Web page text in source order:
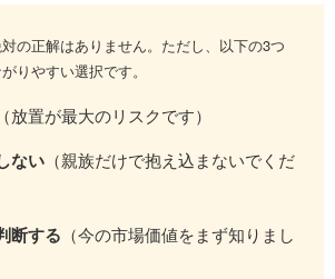
の正解はありません。ただし、以下の3つ
りやすい選択です。
（放置が最大のリスクです）
ない （親族だけで抱え込まないでくだ
断する （今の市場価値をまず知りまし